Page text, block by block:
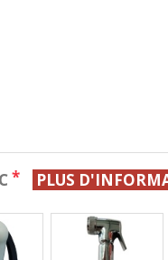
* PLUS